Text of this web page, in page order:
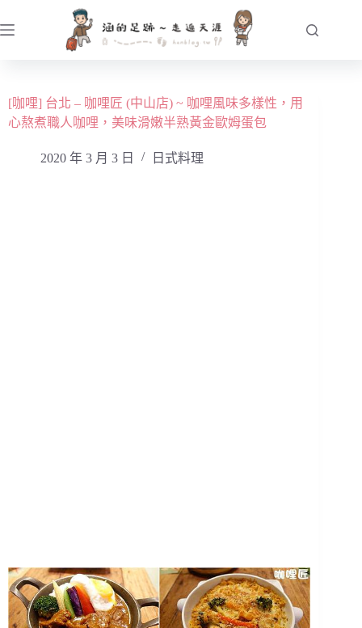
至
容[咖哩] 台北 – 咖哩匠 (中山店) ~ 咖哩風味多樣性，用
心熬煮職人咖哩，美味滑嫩半熟黃金歐姆蛋包
2020 年 3 月 3 日 日式料理